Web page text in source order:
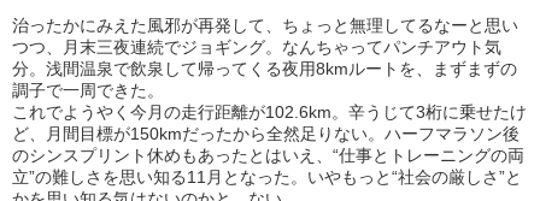
治ったかにみえた風邪が再発して、ちょっと無理してるなーと思い
つつ、月末三夜連続でジョギング。なんちゃってパンチアウト気
分。浅間温泉で飲泉して帰ってくる夜用8kmルートを、まずまずの
調子で一周できた。
これでようやく今月の走行距離が102.6km。辛うじて3桁に乗せたけ
ど、月間目標が150kmだったから全然足りない。ハーフマラソン後
のシンスプリント休めもあったとはいえ、“仕事とトレーニングの両
立”の難しさを思い知る11月となった。いやもっと“社会の厳しさ”と